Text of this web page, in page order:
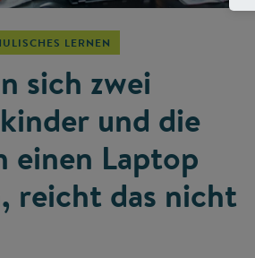
LERNEN
sich zwei
und die
einen Laptop
reicht das nicht